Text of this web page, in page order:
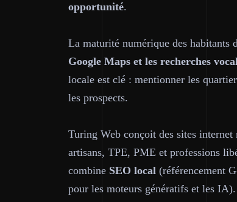
opportunité.
La maturité numérique des habitants
Google Maps et les recherches
locale est clé : mentionner les
les prospects.
Turing Web conçoit des sites
artisans, TPE, PME et professions
combine SEO local (référencement
pour les moteurs génératifs et les IA).